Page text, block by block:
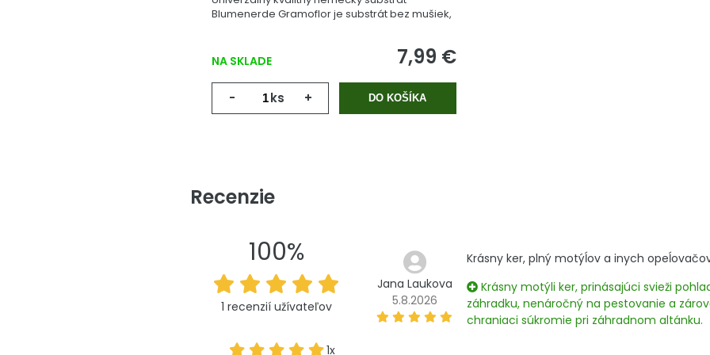
Blumenerde Gramoflor je substrát bez mušiek,
NA SKLADE 7,99 €
- ks + DO KOŠÍKA
Recenzie
100%
1 recenzií užívateľov
1x
Jana Laukova
5.8.2026
Krásny ker, plný motýĺov a inych
Krásny motýli ker, prinásajúci svieži
záhradku, nenáročný na pestovanie a
chraniaci súkromie pri záhradnom altánku.